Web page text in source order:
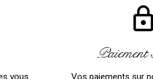
vous
lock_outline
Paiement
Vos paiements sur